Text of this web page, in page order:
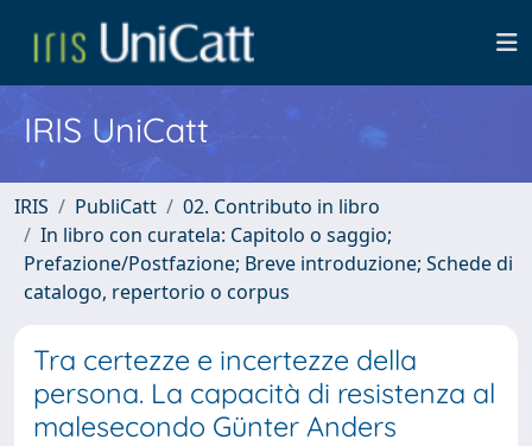
IRIS UniCatt
IRIS PubliCatt
02. Contributo in libro
In libro con curatela: Capitolo o saggio;
Prefazione/Postfazione; Breve introduzione; Schede di
catalogo, repertorio o corpus
Tra certezze e incertezze della
persona. La capacità di resistenza al
malesecondo Günter Anders